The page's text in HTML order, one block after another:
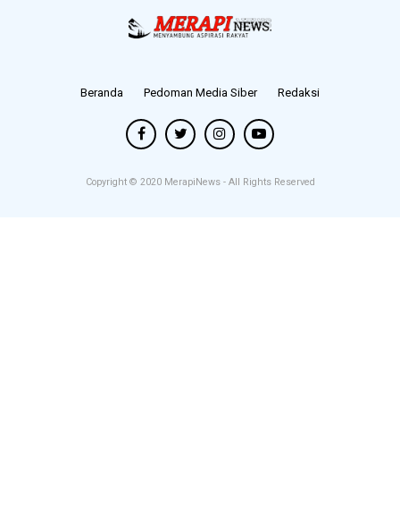
Beranda Pedoman Media Siber Redaksi
Copyright © 2020 MerapiNews - All Rights Reserved